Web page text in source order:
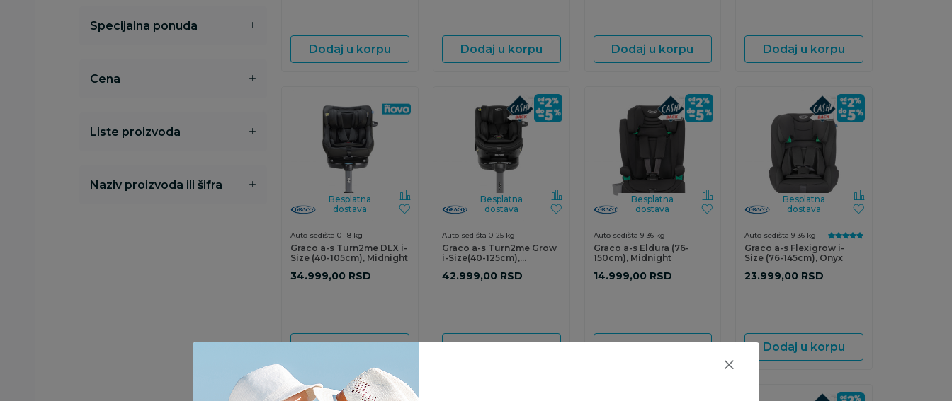
Specijalna ponuda
Cena
Liste proizvoda
Naziv proizvoda ili šifra
Dodaj u korpu Dodaj u korpu Dodaj u korpu Dodaj u korpu
Besplatna
dostava
Auto sedišta 0-18 kg
Graco a-s Turn2me DLX i-
Size (40-105cm), Midnight
34.999,00 RSD
Dodaj u korpu
Besplatna
dostava
Auto sedišta 0-25 kg
Graco a-s Turn2me Grow
i-Size(40-125cm),
42.999,00 RSD
Dodaj u korpu
Besplatna
dostava
Auto sedišta 9-36 kg
Graco a-s Eldura (76-
150cm), Midnight
14.999,00 RSD
Dodaj u korpu
Besplatna
dostava
Auto sedišta 9-36 kg
Graco a-s Flexigrow i-
Size (76-145cm), Onyx
23.999,00 RSD
Dodaj u korpu